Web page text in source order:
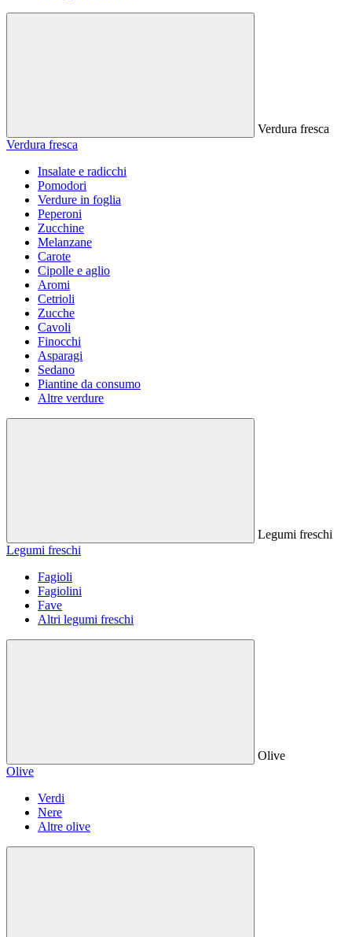
Verdura fresca
Verdura fresca
Insalate e radicchi
Pomodori
Verdure in foglia
Peperoni
Zucchine
Melanzane
Carote
Cipolle e aglio
Aromi
Cetrioli
Zucche
Cavoli
Finocchi
Asparagi
Sedano
Piantine da consumo
Altre verdure
Legumi freschi
Legumi freschi
Fagioli
Fagiolini
Fave
Altri legumi freschi
Olive
Olive
Verdi
Nere
Altre olive